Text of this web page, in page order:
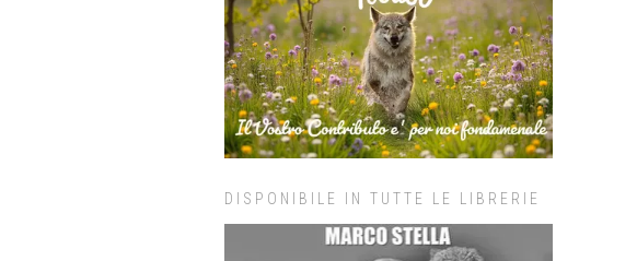
DISPONIBILE IN TUTTE LE LIBRERIE